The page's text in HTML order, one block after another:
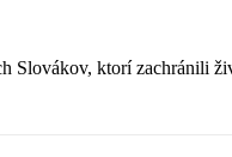
Slovákov, ktorí zachránili